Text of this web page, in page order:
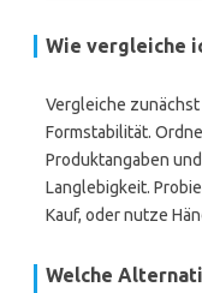
Wie vergleiche
Vergleiche zunächst
Formstabilität.
Produktangaben
Langlebigkeit.
Kauf, oder nutze
Welche